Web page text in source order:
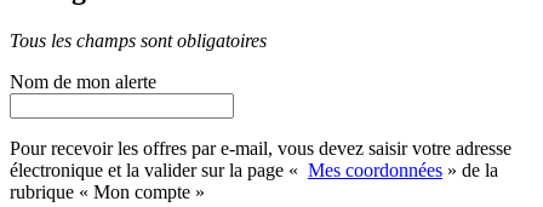
Tous les champs sont obligatoires
Nom de mon alerte
Pour recevoir les offres par e-mail, vous devez saisir votre adresse
électronique et la valider sur la page « Mes coordonnées » de la
rubrique « Mon compte »